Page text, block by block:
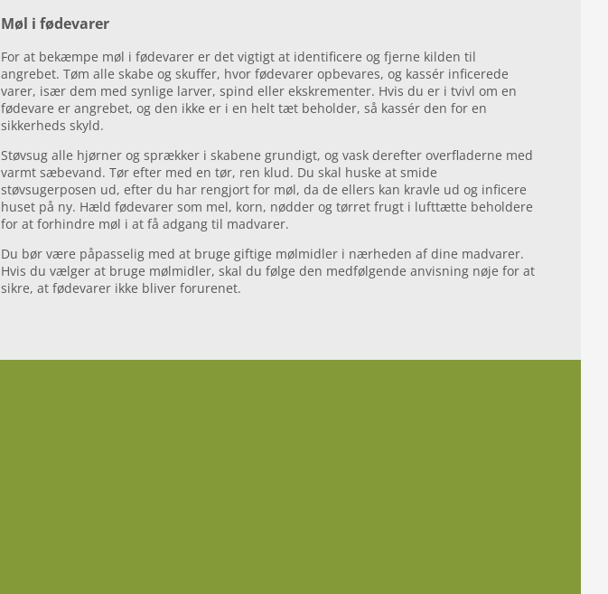
Møl i fødevarer
For at bekæmpe møl i fødevarer er det vigtigt at identificere og fjerne kilden til
angrebet. Tøm alle skabe og skuffer, hvor fødevarer opbevares, og kassér inficerede
varer, især dem med synlige larver, spind eller ekskrementer. Hvis du er i tvivl om en
fødevare er angrebet, og den ikke er i en helt tæt beholder, så kassér den for en
sikkerheds skyld.
Støvsug alle hjørner og sprækker i skabene grundigt, og vask derefter overfladerne med
varmt sæbevand. Tør efter med en tør, ren klud. Du skal huske at smide
støvsugerposen ud, efter du har rengjort for møl, da de ellers kan kravle ud og inficere
huset på ny. Hæld fødevarer som mel, korn, nødder og tørret frugt i lufttætte beholdere
for at forhindre møl i at få adgang til madvarer.
Du bør være påpasselig med at bruge giftige mølmidler i nærheden af dine madvarer.
Hvis du vælger at bruge mølmidler, skal du følge den medfølgende anvisning nøje for at
sikre, at fødevarer ikke bliver forurenet.